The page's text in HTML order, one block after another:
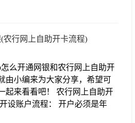
农行网上自助开卡流程)
么开通网银和农行网上自助开
由小编来为大家分享，希望可
起来看看吧！ 农行网上自助开
设账户流程： 开户必须是年